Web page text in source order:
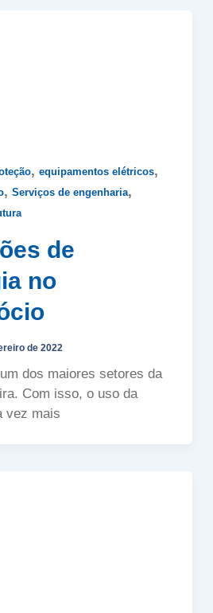
, equipamentos elétricos,
, Serviços de engenharia,
de
no
de 2022
dos maiores setores da
Com isso, o uso da
vez mais